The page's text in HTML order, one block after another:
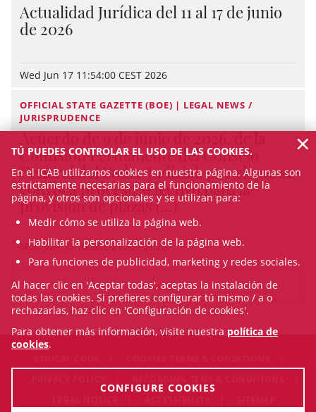
Actualidad Jurídica del 11 al 17 de junio
de 2026
Wed Jun 17 11:54:00 CEST 2026
OFFICIAL STATE GAZETTE (BOE) | LEGAL NEWS /
JURISPRUDENCE
Acuerdo de 9 de junio de 2026, de la
Comisión Permanente del Consejo
General del Poder Judicial, por el que se
convoca proceso selectivo para la
provisión de plazas (...)
Mon Jun 15 10:38:00 CEST 2026
SEE ALL
TÚ PUEDES CONTROLAR EL USO DE LAS COOKIES.
En el ICAB utilizamos cookies en nuestra página. Algunas son
estrictamente necesarias para el funcionamiento de la
página, y otros son opcionales y se utilizan para:
Medir cómo se utiliza la página web.
Habilitar la personalización de la página web.
Para funciones de publicidad, marketing y redes sociales.
Al hacer clic en 'Aceptar todas', aceptas la instalación de
todas las cookies. Si prefieres configurar tú mismo / a o
rechazarlas, haz clic en 'Configuración de cookies'.
Para obtener más información, visite nuestra política de
cookies.
CONFIGURE COOKIES
×